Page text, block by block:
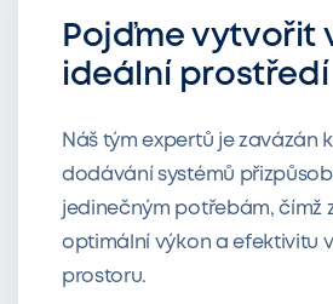
Pojďme vytvořit
ideální prostředí
Náš tým expertů je zavázán
dodávání systémů
jedinečným potřebám, čímž
optimální výkon a efektivitu
prostoru.